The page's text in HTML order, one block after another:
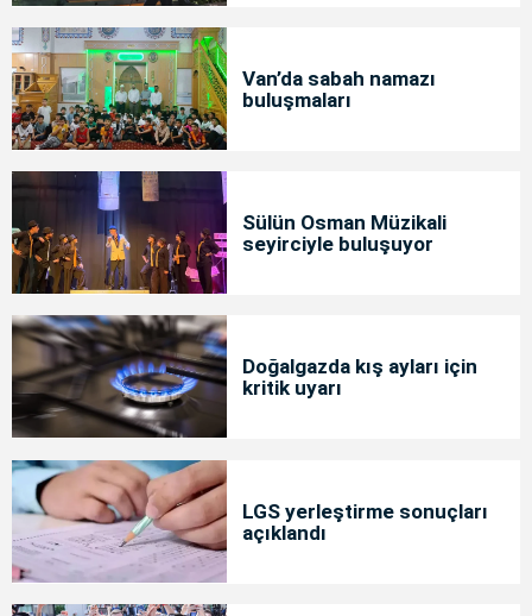
Van’da sabah namazı
buluşmaları
Sülün Osman Müzikali
seyirciyle buluşuyor
Doğalgazda kış ayları için
kritik uyarı
LGS yerleştirme sonuçları
açıklandı